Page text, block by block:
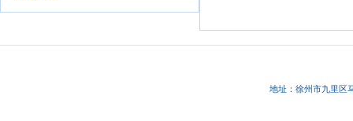
地址：徐州市九里